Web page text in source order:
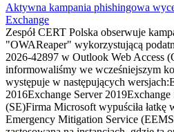
Aktywna kampania phishingowa
Exchange
Zespół CERT Polska obserwuje
"OWAReaper" wykorzystującą
2026-42897 w Outlook Web Access
informowaliśmy we wcześniejszym
występuje w następujących
2016Exchange Server
(SE)Firma Microsoft wypuściła łatkę
Emergency Mitigation Service